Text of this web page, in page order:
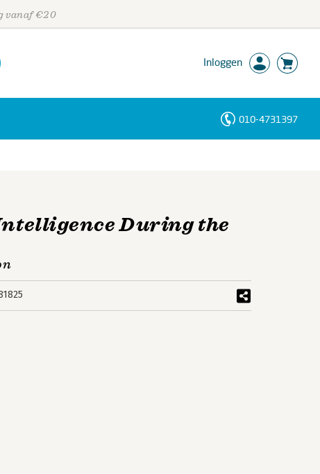
vanaf €20
Inloggen
010-4731397
During the
Personen